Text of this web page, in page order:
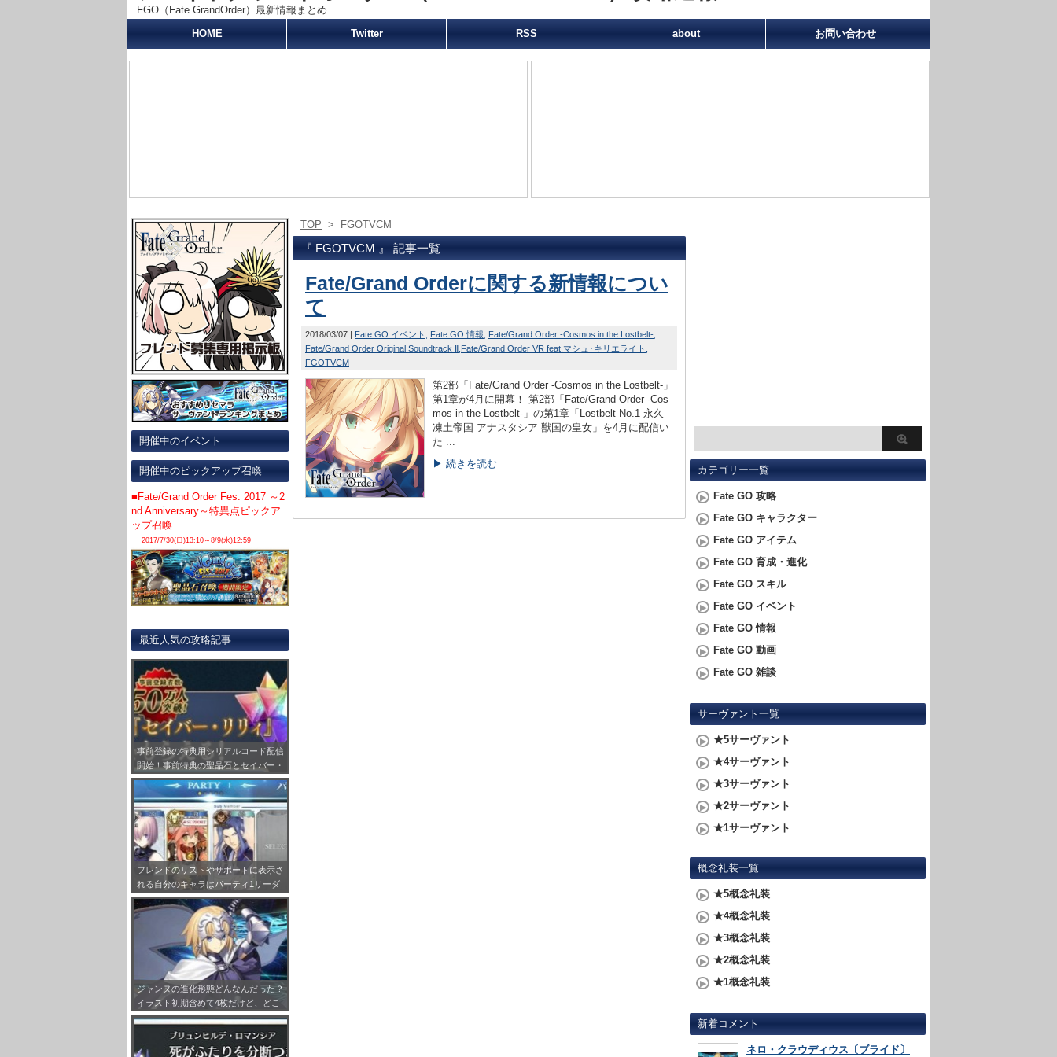
FGO（Fate GrandOrder）最新情報まとめ
HOME
Twitter RSS about お問い合わせ
開催中のイベント
開催中のピックアップ召喚
■Fate/Grand Order Fes. 2017 ～2
nd Anniversary～特異点ピックア
ップ召喚
2017/7/30(日)13:10～8/9(水)12:59
最近人気の攻略記事
事前登録の特典用シリアルコード配信
開始！事前特典の聖晶石とセイバー・
リリィの受け取り方法をまとめてみ
た！
フレンドのリストやサポートに表示さ
れる自分のキャラはパーティ1リーダ
ーで固定だぞ！
ジャンヌの進化形態どんなんだった？
イラスト初期含めて4枚だけど、どこ
か1回絵柄変わらず！？
TOP > FGOTVCM
『 FGOTVCM 』 記事一覧
Fate/Grand Orderに関する新情報につい
て
2018/03/07 Fate GO イベント Fate GO 情報
Fate/Grand Order -Cosmos in the Lostbelt-
Fate/Grand Order Original Soundtrack Ⅱ Fate/Grand Order VR feat.マシュ･キリエライト
FGOTVCM
第2部「Fate/Grand Order -Cosmos in the Lostbelt-」
第1章が4月に開幕！ 第2部「Fate/Grand Order -Cos
mos in the Lostbelt-」の第1章「Lostbelt No.1 永久
凍土帝国 アナスタシア 獣国の皇女」を4月に配信い
た ...
▶ 続きを読む
カテゴリー一覧
Fate GO 攻略
Fate GO キャラクター
Fate GO アイテム
Fate GO 育成・進化
Fate GO スキル
Fate GO イベント
Fate GO 情報
Fate GO 動画
Fate GO 雑談
サーヴァント一覧
★5サーヴァント
★4サーヴァント
★3サーヴァント
★2サーヴァント
★1サーヴァント
概念礼装一覧
★5概念礼装
★4概念礼装
★3概念礼装
★2概念礼装
★1概念礼装
新着コメント
ネロ・クラウディウス〔ブライド〕